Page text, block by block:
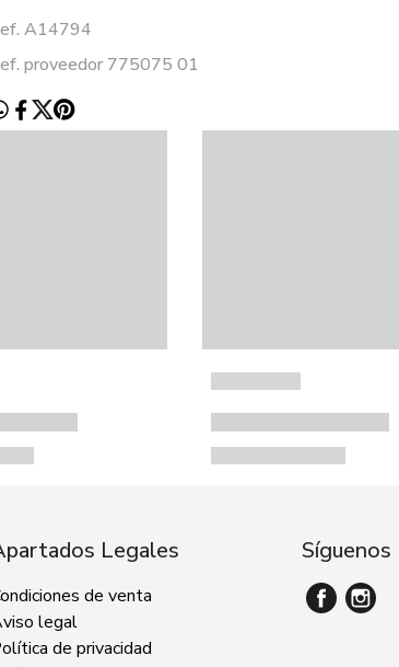
A14794
proveedor 775075 01
Legales
de venta
legal
de privacidad
Síguenos